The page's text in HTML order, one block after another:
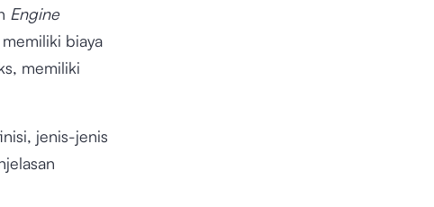
Engine
biaya
memiliki
jenis-jenis